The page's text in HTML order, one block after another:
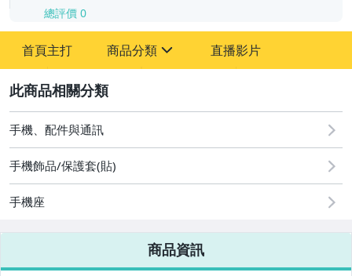
總評價 0
首頁主打 商品分類
圖書/影音/文具
古董、藝術與礦石
手機、配件與通訊
美容保養與彩妝
電腦、平板與周邊
直播影片
手機、配件與通訊
手機飾品/保護套(貼)
手機座
商品資訊